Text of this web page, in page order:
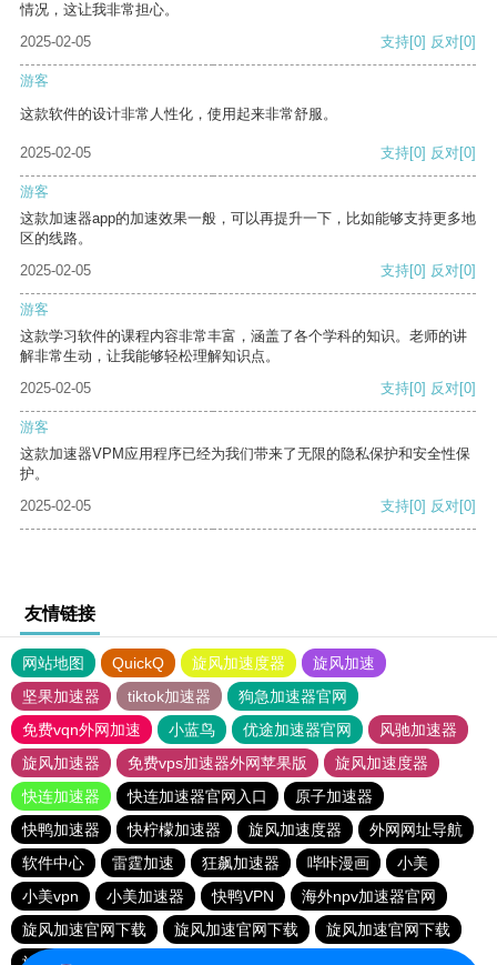
情况，这让我非常担心。
2025-02-05
支持[0] 反对[0]
游客
这款软件的设计非常人性化，使用起来非常舒服。
2025-02-05 支持[0] 反对[0]
游客
这款加速器app的加速效果一般，可以再提升一下，比如能够支持更多地
区的线路。
2025-02-05
支持[0] 反对[0]
游客
这款学习软件的课程内容非常丰富，涵盖了各个学科的知识。老师的讲
解非常生动，让我能够轻松理解知识点。
2025-02-05
支持[0] 反对[0]
游客
这款加速器VPM应用程序已经为我们带来了无限的隐私保护和安全性保
护。
2025-02-05
支持[0] 反对[0]
友情链接
网站地图 QuickQ 旋风加速度器
旋风加速
坚果加速器
tiktok加速器
狗急加速器官网
免费vqn外网加速
小蓝鸟 优途加速器官网
风驰加速器
旋风加速器
免费vps加速器外网苹果版
旋风加速度器
快连加速器
快连加速器官网入口
原子加速器
快鸭加速器
快柠檬加速器 旋风加速度器
外网网址导航
软件中心
雷霆加速 狂飙加速器 哔咔漫画
小美
小美vpn
小美加速器 快鸭VPN
海外npv加速器官网
旋风加速官网下载
旋风加速官网下载
旋风加速官网下载